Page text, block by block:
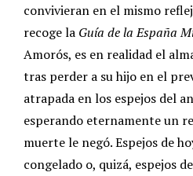
convivieran en el mismo
recoge la Guía de la España
Amorós, es en realidad el
tras perder a su hijo en el
atrapada en los espejos del
esperando eternamente un
muerte le negó. Espejos de
congelado o, quizá, espejos